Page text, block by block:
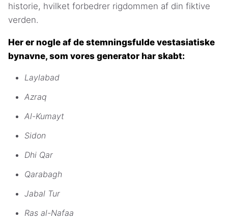
historie, hvilket forbedrer rigdommen af din fiktive
verden.
Her er nogle af de stemningsfulde vestasiatiske
bynavne, som vores generator har skabt:
Laylabad
Azraq
Al-Kumayt
Sidon
Dhi Qar
Qarabagh
Jabal Tur
Ras al-Nafaa